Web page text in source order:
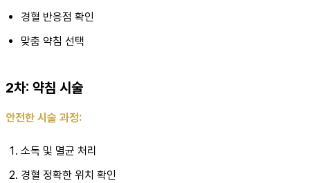
경혈 반응점 확인
맞춤 약침 선택
2차: 약침 시술
안전한 시술 과정:
소독 및 멸균 처리
경혈 정확한 위치 확인